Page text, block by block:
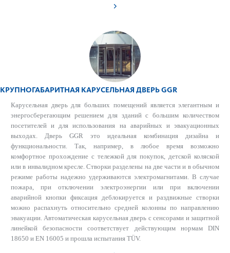
КРУПНОГАБАРИТНАЯ КАРУСЕЛЬНАЯ ДВЕРЬ GGR
Карусельная дверь для больших помещений является элегантным и
энергосберегающим решением для зданий с большим количеством
посетителей и для использования на аварийных и эвакуационных
выходах. Дверь GGR это идеальная комбинация дизайна и
функциональности. Так, например, в любое время возможно
комфортное прохождение с тележкой для покупок, детской коляской
или в инвалидном кресле. Створки разделены на две части и в обычном
режиме работы надежно удерживаются электромагнитами. В случае
пожара, при отключении электроэнергии или при включении
аварийной кнопки фиксация деблокируется и раздвижные створки
можно распахнуть относительно средней колонны по направлению
эвакуации. Автоматическая карусельная дверь с сенсорами и защитной
линейкой безопасности соответствует действующим нормам DIN
18650 и EN 16005 и прошла испытания TÜV.